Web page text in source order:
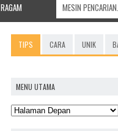
RAGAM
TIPS CARA UNIK
MENU UTAMA